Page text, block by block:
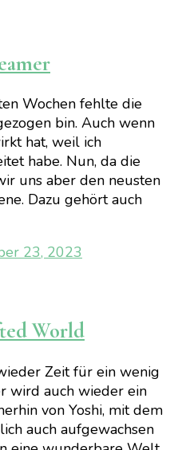
Wochen fehlte die
bin. Auch wenn
hat, weil ich
habe. Nun, da die
uns aber den neusten
Dazu gehört auch
23, 2023
World
Zeit für ein wenig
wird auch wieder ein
von Yoshi, mit dem
auch aufgewachsen